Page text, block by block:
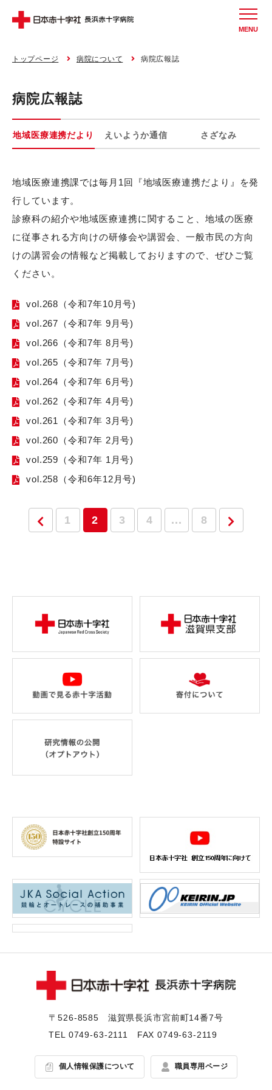
MENU
トップページ 病院について 病院広報誌
病院広報誌
地域医療連携だより えいようか通信 さざなみ
地域医療連携課では毎月1回『地域医療連携だより』を発
行しています。
診療科の紹介や地域医療連携に関すること、地域の医療
に従事される方向けの研修会や講習会、一般市民の方向
けの講習会の情報など掲載しておりますので、ぜひご覧
ください。
vol.268（令和7年10月号)
vol.267（令和7年 9月号)
vol.266（令和7年 8月号)
vol.265（令和7年 7月号)
vol.264（令和7年 6月号)
vol.262（令和7年 4月号)
vol.261（令和7年 3月号)
vol.260（令和7年 2月号)
vol.259（令和7年 1月号)
vol.258（令和6年12月号)
1 2 3 4 ... 8
〒526-8585 滋賀県⻑浜市宮前町14番7号
TEL 0749-63-2111 FAX 0749-63-2119
個人情報保護について 職員専用ページ